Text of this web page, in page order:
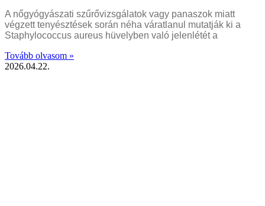
A nőgyógyászati szűrővizsgálatok vagy panaszok miatt
végzett tenyésztések során néha váratlanul mutatják ki a
Staphylococcus aureus hüvelyben való jelenlétét a
Tovább olvasom »
2026.04.22.